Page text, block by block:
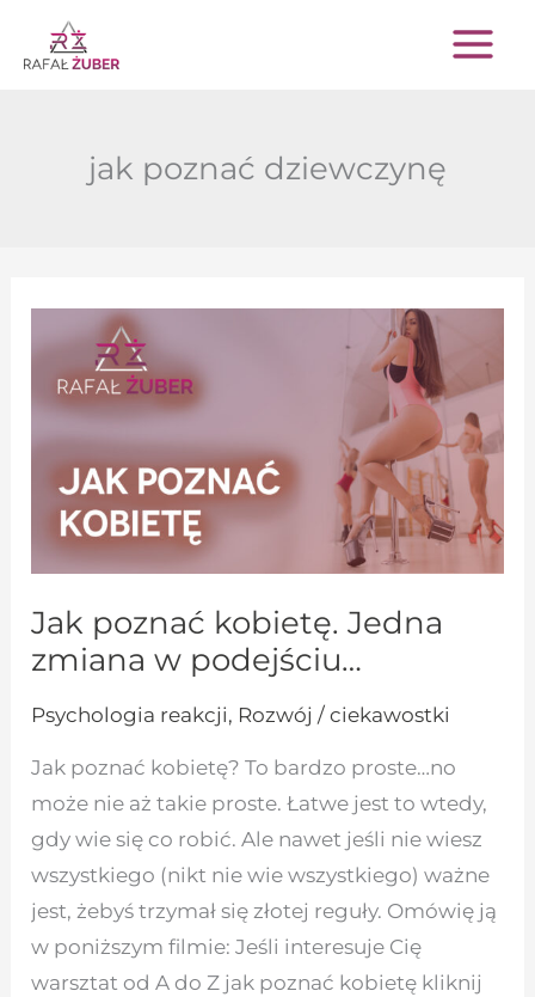
Przejdź
do
jak poznać dziewczynę
Jak poznać kobietę. Jedna
zmiana w podejściu…
Psychologia reakcji, Rozwój / ciekawostki
Jak poznać kobietę? To bardzo proste…no
może nie aż takie proste. Łatwe jest to wtedy,
gdy wie się co robić. Ale nawet jeśli nie wiesz
wszystkiego (nikt nie wie wszystkiego) ważne
jest, żebyś trzymał się złotej reguły. Omówię ją
w poniższym filmie: Jeśli interesuje Cię
warsztat od A do Z jak poznać kobietę kliknij
Jak
poznać
kobietę.
Jedna
zmiana
w
podejściu…